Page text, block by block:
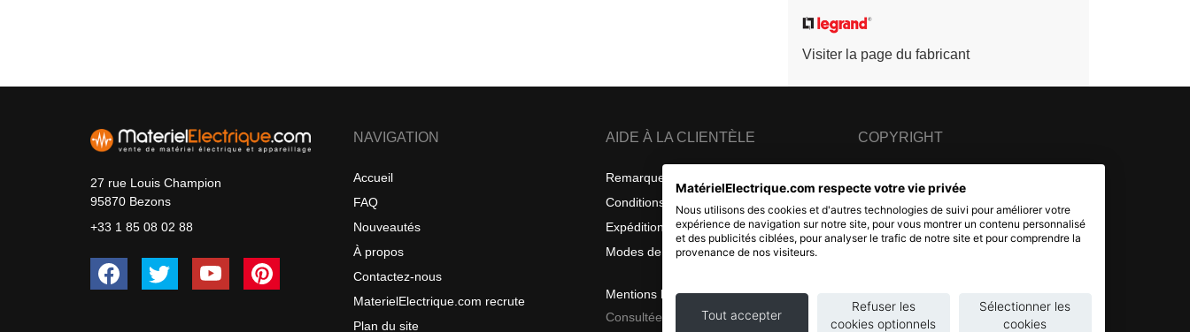
Visiter la page du fabricant
27 rue Louis Champion
95870 Bezons
+33 1 85 08 02 88
NAVIGATION
Accueil
FAQ
Nouveautés
À propos
Contactez-nous
MaterielElectrique.com recrute
Plan du site
AIDE À LA CLIENTÈLE
Remarques sur la confidentialité
Conditions générales de vente
Expéditions et retours
Modes de livraison
Mentions légales
Consultées le 2026 08 08
COPYRIGHT
SAS au capital de 20 000 EUR
RCS Pontoise 484.801.741
MatérielElectrique.com respecte votre vie privée
Nous utilisons des cookies et d'autres technologies de suivi pour améliorer votre
expérience de navigation sur notre site, pour vous montrer un contenu personnalisé
et des publicités ciblées, pour analyser le trafic de notre site et pour comprendre la
provenance de nos visiteurs.
Tout accepter
Refuser les
cookies optionnels
Sélectionner les
cookies